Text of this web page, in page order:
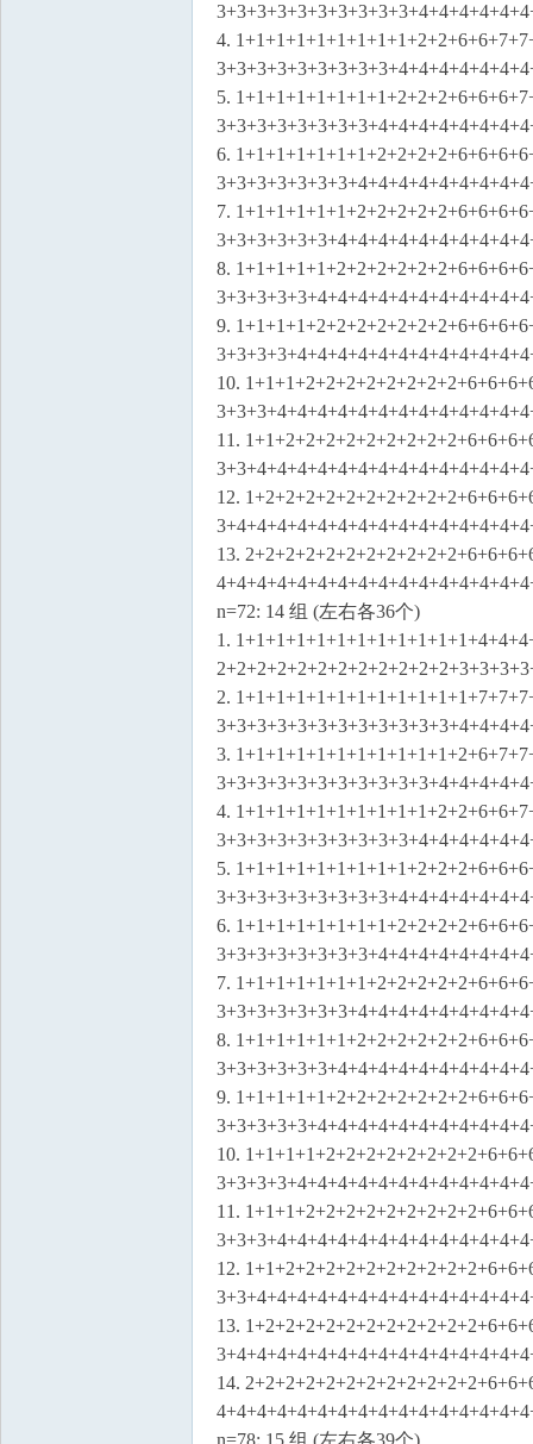
4.
5.
6.
7.
8.
9.
10.
11.
12.
13.
n=72: 14 组 (左右各36个)
1.
2.
3.
4.
5.
6.
7.
8.
9.
10.
11.
12.
13.
14.
n=78: 15 组 (左右各39个)